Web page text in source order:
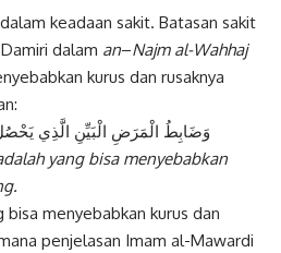
keadaan sakit. Batasan sakit
dalam an–Najm al-Wahhaj
kurus dan rusaknya
وَضَابِطُ الْمَرَضِ الْبَيِّنِ الَّذِي
yang bisa menyebabkan
menyebabkan kurus dan
penjelasan Imam al-Mawardi